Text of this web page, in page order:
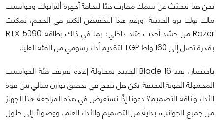
نحن هنا نتحدّث عن سمك مقارب جدًا لنحافة أجهزة ألترابوك وحواسيب
ماك بوك برو الحديثة. ورغم هذا التخفيض الكبير في الحجم، تمكنت
Razer من حشد أحدث عتاد داخلي؛ بما في ذلك بطاقة RTX 5090
بقدرة تصل إلى 160 واط TGP لتقديم أداء رسومي من الفئة العليا.
باختصار، يعد Blade 16 الجديد بمحاولة إعادة تعريف فئة الحواسيب
المحمولة القوية النحيفة: بكن هل ينجح في تحقيق توازن مثالي بين قوة
الأداء وأناقة التصميم؟ دعونا إذًا نستعرض في هذه المراجعة هذا الجهاز
من جميع الجوانب، بدايةً من التصميم والأداء العام، ووصولًا إلى حلول